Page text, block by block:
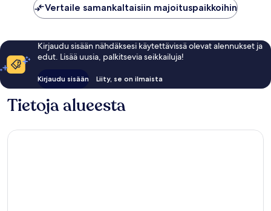
Vertaile samankaltaisiin majoituspaikkoihin
Kirjaudu sisään nähdäksesi käytettävissä olevat alennukset ja
edut. Lisää uusia, palkitsevia seikkailuja!
Kirjaudu sisään Liity, se on ilmaista
Tietoja alueesta